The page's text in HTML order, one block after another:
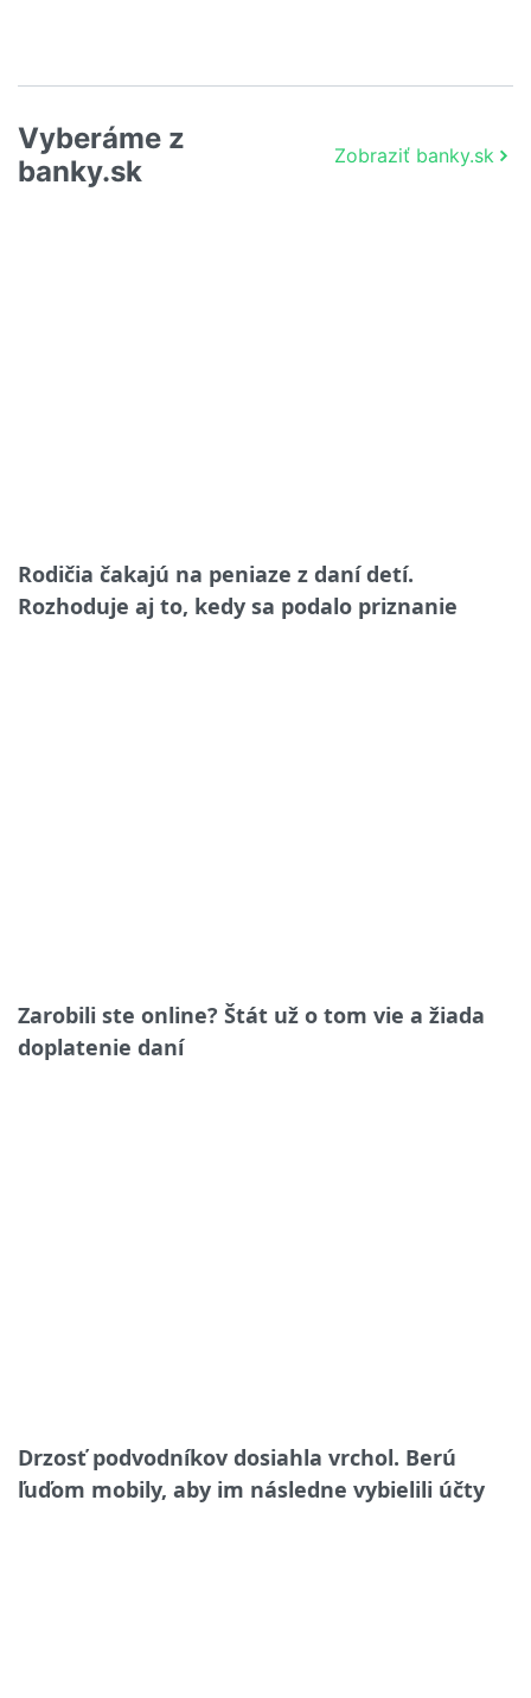
Vyberáme z
banky.sk
Zobraziť banky.sk
Rodičia čakajú na peniaze z daní detí.
Rozhoduje aj to, kedy sa podalo priznanie
Zarobili ste online? Štát už o tom vie a žiada
doplatenie daní
Drzosť podvodníkov dosiahla vrchol. Berú
ľuďom mobily, aby im následne vybielili účty